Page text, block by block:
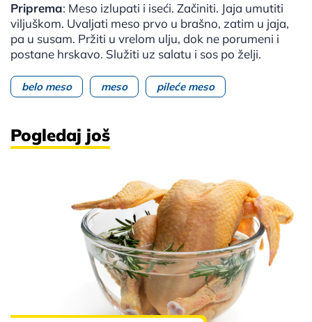
Priprema: Meso izlupati i iseći. Začiniti. Jaja umutiti
viljuškom. Uvaljati meso prvo u brašno, zatim u jaja,
pa u susam. Pržiti u vrelom ulju, dok ne porumeni i
postane hrskavo. Služiti uz salatu i sos po želji.
belo meso meso pileće meso
Pogledaj još